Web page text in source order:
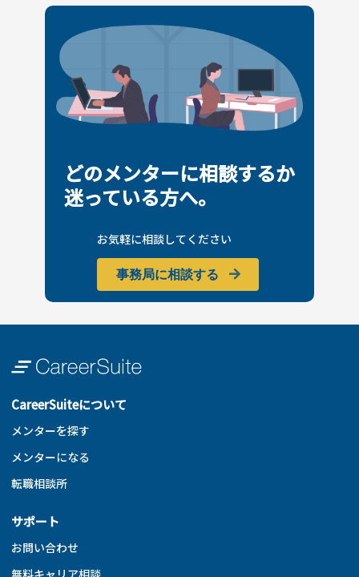
どのメンターに相談するか
迷っている方へ。
お気軽に相談してください
事務局に相談する
CareerSuiteについて
メンターを探す
メンターになる
転職相談所
サポート
お問い合わせ
無料キャリア相談